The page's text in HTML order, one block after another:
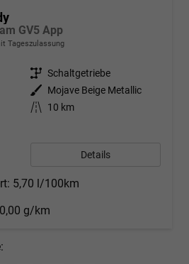
GV5 App
Tageszulassung
Getriebe Schaltgetriebe
Außenfarbe
Mojave Beige Metallic
Kilometerstand
10 km
Details
5,70 l/100km
g/km